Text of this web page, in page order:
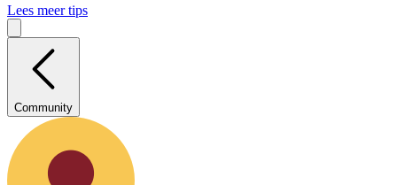
Lees meer tips
Community